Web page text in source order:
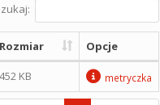
Rozmiar Opcje
452 KB metryczka